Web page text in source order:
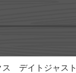
ス デイトジャスト